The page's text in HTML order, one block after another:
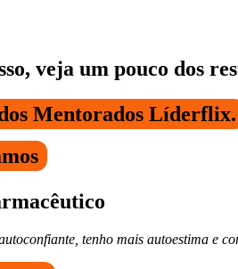
veja um pouco dos
Mentorados Líderflix.
tenho mais autoestima e